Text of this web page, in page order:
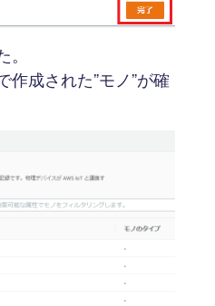
作成された”モノ”が確